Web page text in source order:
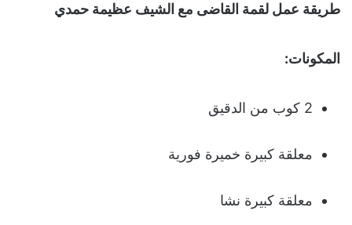
طريقة عمل لقمة القاضى مع الشيف عظيمة حمدي
المكونات:
2 كوب من الدقيق
معلقة كبيرة خميرة فورية
معلقة كبيرة نشا